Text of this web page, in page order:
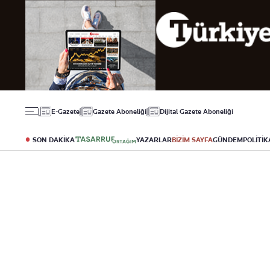
E-Gazete Gazete Aboneliği Dijital Gazete Aboneliği
SON DAKİKA YAZARLARBİZİM SAYFAGÜNDEM
Politika
Ekonomi
Borsa
Altın
Döviz
Hisse Senedi
Kripto Para
T-Otomobil
Futbol
Puan Durumu